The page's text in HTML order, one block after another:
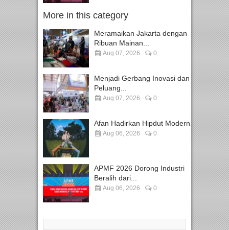
More in this category
Meramaikan Jakarta dengan
Ribuan Mainan...
Aug 07, 2026 0
Menjadi Gerbang Inovasi dan
Peluang...
Aug 07, 2026 0
Afan Hadirkan Hipdut Modern...
Aug 06, 2026 0
APMF 2026 Dorong Industri
Beralih dari...
Aug 06, 2026 0